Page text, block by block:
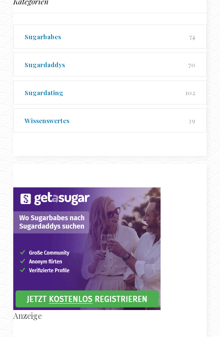
Sugarbabes 74
Sugardaddys 70
Sugardating 102
Wissenswertes 39
Anzeige